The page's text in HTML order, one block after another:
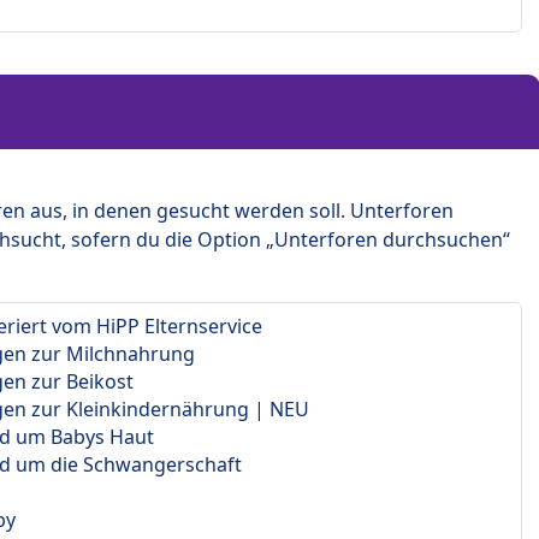
aus, in denen gesucht werden soll. Unterforen
sofern du die Option „Unterforen durchsuchen“